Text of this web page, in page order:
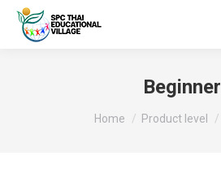
Beginner
You are here:
Home Product level